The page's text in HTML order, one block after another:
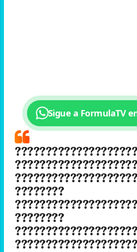
Sigue a FormulaTV
????????????????????
????????????????????
????????
????????